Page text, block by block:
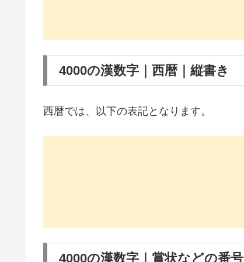
4000の漢数字｜西暦｜縦書き
西暦では、以下の表記となります。
4000の漢数字｜賞状などの番号